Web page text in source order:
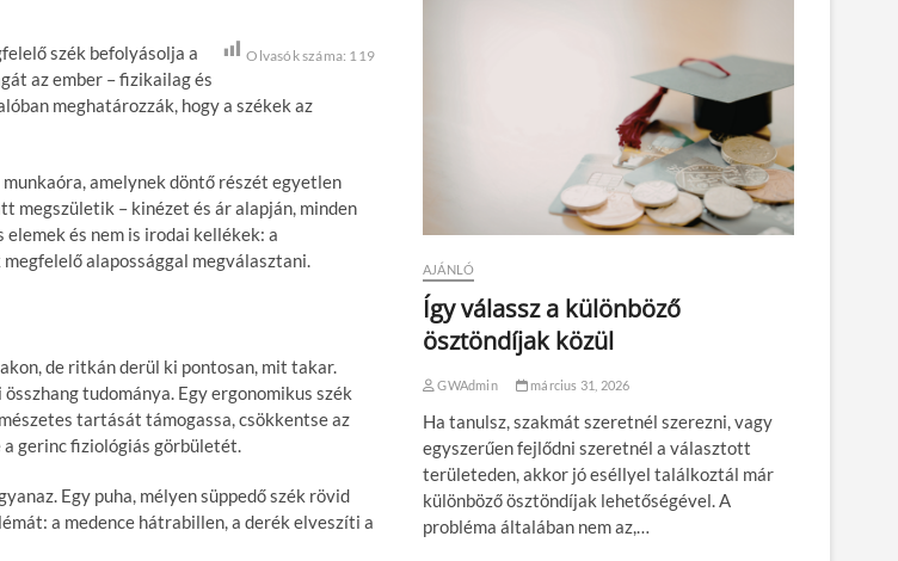
Olvasók száma: 119
szék befolyásolja a
az ember – fizikailag és
meghatározzák, hogy a székek az
amelynek döntő részét egyetlen
megszületik – kinézet és ár alapján, minden
elemek és nem is irodai kellékek: a
alapossággal megválasztani.
de ritkán derül ki pontosan, mit takar.
tudománya. Egy ergonomikus szék
tartását támogassa, csökkentse az
a gerinc fiziológiás görbületét.
. Egy puha, mélyen süppedő szék rövid
a medence hátrabillen, a derék elveszíti a
AJÁNLÓ
Így válassz a különböző
ösztöndíjak közül
GWAdmin március 31, 2026
Ha tanulsz, szakmát szeretnél szerezni, vagy
egyszerűen fejlődni szeretnél a választott
területeden, akkor jó eséllyel találkoztál már
különböző ösztöndíjak lehetőségével. A
probléma általában nem az,…